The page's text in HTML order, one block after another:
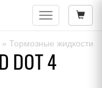
» Тормозные жидкости
DOT 4
Навигация